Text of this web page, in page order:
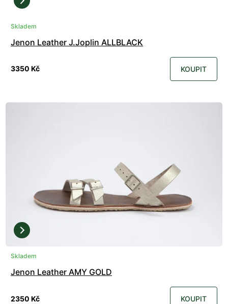
Skladem
Jenon Leather J.Joplin ALLBLACK
3350 Kč KOUPIT
Skladem
Jenon Leather AMY GOLD
2350 Kč KOUPIT